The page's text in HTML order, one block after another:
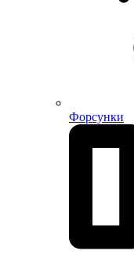
Форсунки